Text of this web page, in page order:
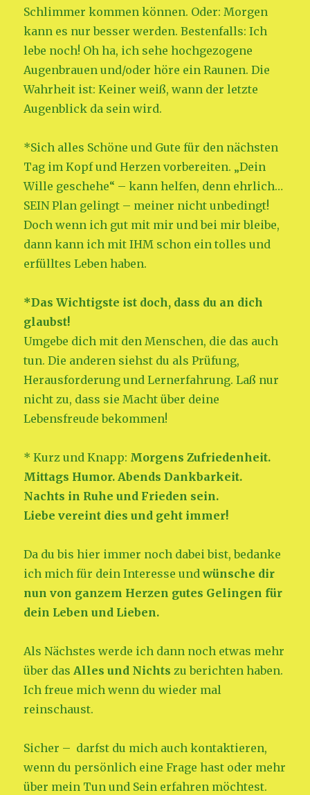
Schlimmer kommen können. Oder: Morgen
kann es nur besser werden. Bestenfalls: Ich
lebe noch! Oh ha, ich sehe hochgezogene
Augenbrauen und/oder höre ein Raunen. Die
Wahrheit ist: Keiner weiß, wann der letzte
Augenblick da sein wird.
*Sich alles Schöne und Gute für den nächsten
Tag im Kopf und Herzen vorbereiten. „Dein
Wille geschehe“ – kann helfen, denn ehrlich…
SEIN Plan gelingt – meiner nicht unbedingt!
Doch wenn ich gut mit mir und bei mir bleibe,
dann kann ich mit IHM schon ein tolles und
erfülltes Leben haben.
*Das Wichtigste ist doch, dass du an dich
glaubst!
Umgebe dich mit den Menschen, die das auch
tun. Die anderen siehst du als Prüfung,
Herausforderung und Lernerfahrung. Laß nur
nicht zu, dass sie Macht über deine
Lebensfreude bekommen!
* Kurz und Knapp: Morgens Zufriedenheit.
Mittags Humor. Abends Dankbarkeit.
Nachts in Ruhe und Frieden sein.
Liebe vereint dies und geht immer!
Da du bis hier immer noch dabei bist, bedanke
ich mich für dein Interesse undwünsche dir
nun von ganzem Herzen gutes Gelingen für
dein Leben und Lieben.
Als Nächstes werde ich dann noch etwas mehr
über das Alles und Nichts zu berichten haben.
Ich freue mich wenn du wieder mal
reinschaust.
Sicher – darfst du mich auch kontaktieren,
wenn du persönlich eine Frage hast oder mehr
über mein Tun und Sein erfahren möchtest.